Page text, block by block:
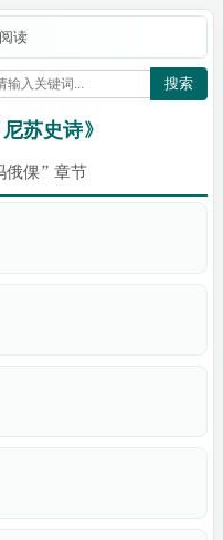
读
搜索
苏史诗》
俄倮” 章节